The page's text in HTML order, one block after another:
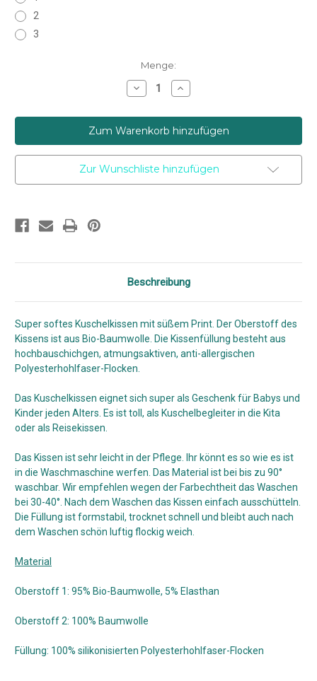
2
3
Menge:
Menge
von
-
Kuschelkissen
Safari
verringern
Menge
von
-
Kuschelkissen
Safari
erhöhen
Zur Wunschliste hinzufügen
Beschreibung
Super softes Kuschelkissen mit süßem Print. Der Oberstoff des
Kissens ist aus Bio-Baumwolle. Die Kissenfüllung besteht aus
hochbauschichgen, atmungsaktiven, anti-allergischen
Polyesterhohlfaser-Flocken.
Das Kuschelkissen eignet sich super als Geschenk für Babys und
Kinder jeden Alters. Es ist toll, als Kuschelbegleiter in die Kita
oder als Reisekissen.
Das Kissen ist sehr leicht in der Pflege. Ihr könnt es so wie es ist
in die Waschmaschine werfen. Das Material ist bei bis zu 90°
waschbar. Wir empfehlen wegen der Farbechtheit das Waschen
bei 30-40°. Nach dem Waschen das Kissen einfach ausschütteln.
Die Füllung ist formstabil, trocknet schnell und bleibt auch nach
dem Waschen schön luftig flockig weich.
Material
Oberstoff 1: 95% Bio-Baumwolle, 5% Elasthan
Oberstoff 2: 100% Baumwolle
Füllung: 100% silikonisierten Polyesterhohlfaser-Flocken